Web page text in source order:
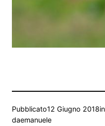
Pubblicato12 Giugno 2018in
daemanuele